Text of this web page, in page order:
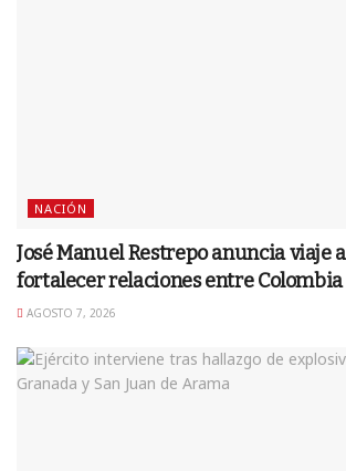
NACIÓN
José Manuel Restrepo anuncia viaje
fortalecer relaciones entre Colombia
AGOSTO 7, 2026